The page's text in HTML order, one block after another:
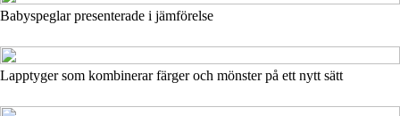
Babyspeglar presenterade i jämförelse
Lapptyger som kombinerar färger och mönster på ett nytt sätt